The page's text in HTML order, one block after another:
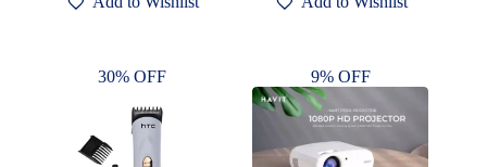
30% OFF 9% OFF